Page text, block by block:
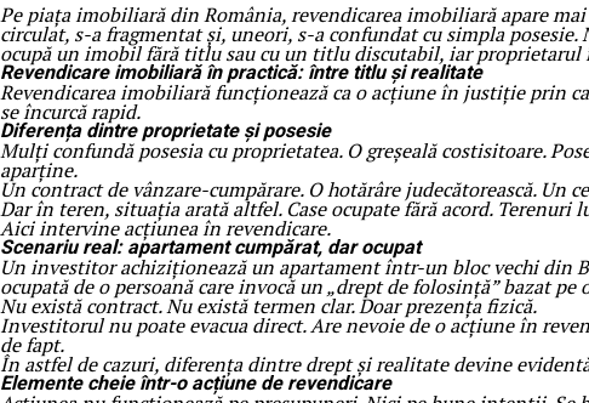
Pe piața imobiliară din România, revendicarea imobiliară apare
circulat, s-a fragmentat și, uneori, s-a confundat cu simpla
ocupă un imobil fără titlu sau cu un titlu discutabil, iar proprietarul
Revendicare imobiliară în practică: între titlu și realitate
Revendicarea imobiliară funcționează ca o acțiune în justiție prin
se încurcă rapid.
Diferența dintre proprietate și posesie
Mulți confundă posesia cu proprietatea. O greșeală costisitoare.
aparține.
Un contract de vânzare-cumpărare. O hotărâre judecătorească.
Dar în teren, situația arată altfel. Case ocupate fără acord.
Aici intervine acțiunea în revendicare.
Scenariu real: apartament cumpărat, dar ocupat
Un investitor achiziționează un apartament într-un bloc vechi din
ocupată de o persoană care invocă un „drept de folosință” bazat
Nu există contract. Nu există termen clar. Doar prezența fizică.
Investitorul nu poate evacua direct. Are nevoie de o acțiune în
de fapt.
În astfel de cazuri, diferența dintre drept și realitate devine
Elemente cheie într-o acțiune de revendicare